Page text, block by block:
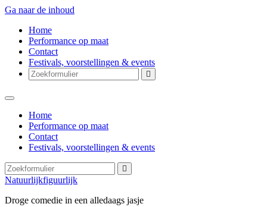
Ga naar de inhoud
Home
Performance op maat
Contact
Festivals, voorstellingen & events
Zoeken
Home
Performance op maat
Contact
Festivals, voorstellingen & events
Zoeken
Natuurlijkfiguurlijk
Droge comedie in een alledaags jasje